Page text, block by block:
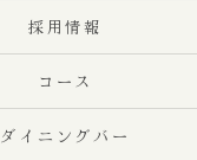
採用情報
コース
ダイニングバー